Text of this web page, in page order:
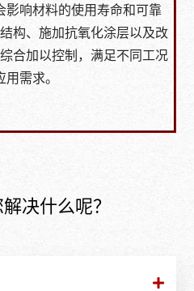
影响材料的使用寿命和可靠
构、施加抗氧化涂层以及改
合加以控制，满足不同工况
用需求。
决什么呢？